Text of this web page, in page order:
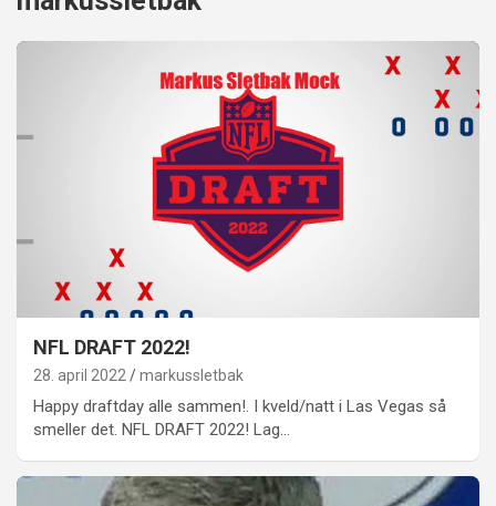
NFL DRAFT 2022!
28. april 2022 markussletbak
Happy draftday alle sammen!. I kveld/natt i Las Vegas så
smeller det. NFL DRAFT 2022! Lag…